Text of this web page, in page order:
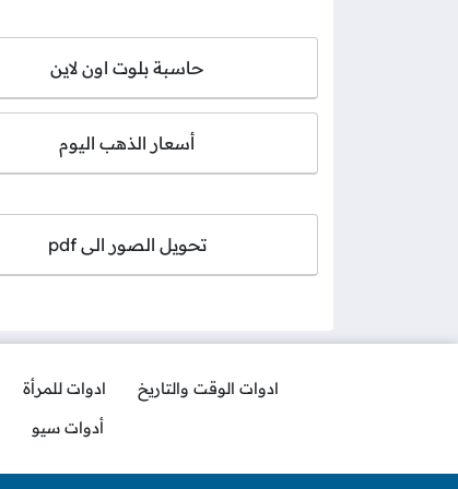
حاسبة بلوت اون لاين
أسعار الذهب اليوم
تحويل الصور الى pdf
ادوات الوقت والتاريخ ادوات للمرأة
أدوات سيو